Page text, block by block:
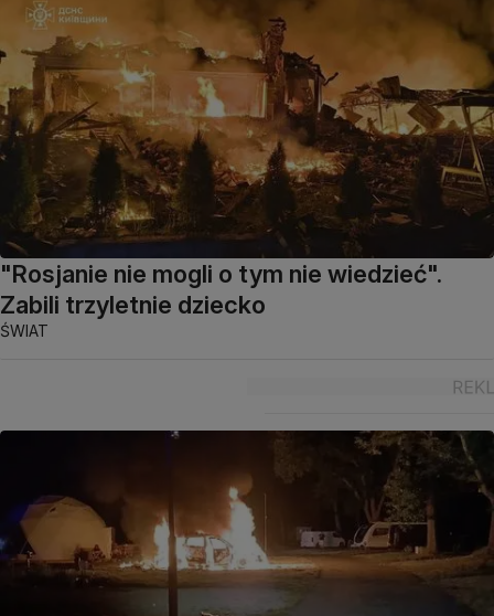
"Rosjanie nie mogli o tym nie wiedzieć".
Zabili trzyletnie dziecko
ŚWIAT